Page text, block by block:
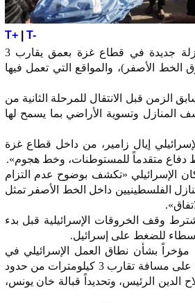
T+| T-
أظهرت تحركات ميدانية إسرائيلية متواصلة، سعياً لفرض منطقة عازلة جديدة في قطاع غزة بعمق يقارب 3
الأصفر)، والمواقع التي تعمل فيها
الزمن قبل الانتقال للمرحلة الثانية من
المنازل وتسوية الأراضي بما يسمح لها
إيال زامير، من داخل قطاع غزة
دفاع متقدماً للمستوطنات، وخط هجوم».
الإسرائيلي «تكشف بوضوح عدم التزام
الفلسطينيين داخل الخط الأصفر تمثل
وقف الخروقات الإسرائيلية قبل بدء
للضغط على إسرائيل.
بشأن نطاق العمل الإسرائيلي في
مواقع مختلفة من القطاع بات يؤكد أن «المخطط الحقيقي هو السيطرة على مسافة تقارب 3 كيلومترات من حدود
من أكتوبر 2023، وحتى شارع صلاح الدين الرئيس، وتحديداً قبالة خان يونس،